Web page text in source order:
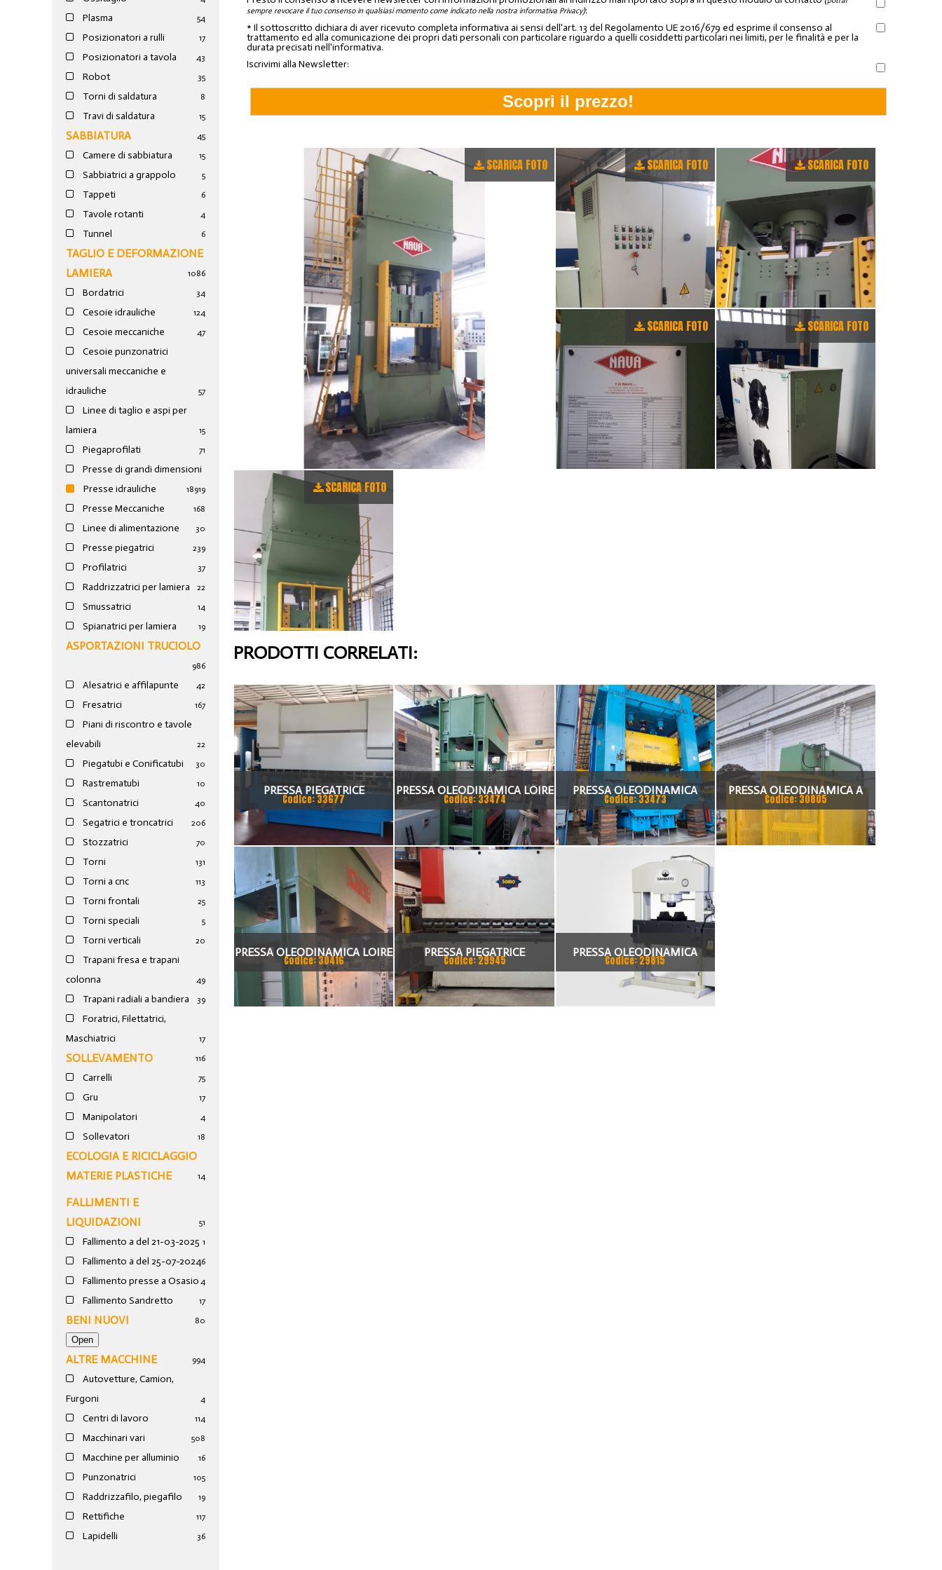
Plasma 54
Posizionatori a rulli 17
Posizionatori a tavola 43
Robot 35
Torni di saldatura 8
Travi di saldatura 15
SABBIATURA 45
Camere di sabbiatura 15
Sabbiatrici a grappolo 5
Tappeti 6
Tavole rotanti 4
Tunnel 6
TAGLIO E DEFORMAZIONE
LAMIERA
1086
Bordatrici 34
Cesoie idrauliche 124
Cesoie meccaniche 47
Cesoie punzonatrici
universali meccaniche e
idrauliche
57
Linee di taglio e aspi per
lamiera
15
Piegaprofilati 71
Presse di grandi dimensioni
19
Presse idrauliche 189
Presse Meccaniche 168
Linee di alimentazione 30
Presse piegatrici 239
Profilatrici 37
Raddrizzatrici per lamiera 22
Smussatrici 14
Spianatrici per lamiera 19
ASPORTAZIONI TRUCIOLO
986
Alesatrici e affilapunte 42
Fresatrici 167
Piani di riscontro e tavole
elevabili
22
Piegatubi e Conificatubi 30
Rastrematubi 10
Scantonatrici 40
Segatrici e troncatrici 206
Stozzatrici 70
Torni 131
Torni a cnc 113
Torni frontali 25
Torni speciali 5
Torni verticali 20
Trapani fresa e trapani
colonna
49
Trapani radiali a bandiera 39
Foratrici, Filettatrici,
Maschiatrici
17
SOLLEVAMENTO 116
Carrelli 75
Gru 17
Manipolatori 4
Sollevatori 18
ECOLOGIA E RICICLAGGIO
MATERIE PLASTICHE
14
FALLIMENTI E
LIQUIDAZIONI
51
Fallimento a del 21-03-2025 1
Fallimento a del 25-07-20246
Fallimento presse a Osasio 4
Fallimento Sandretto 17
BENI NUOVI 80
ALTRE MACCHINE 994
Autovetture, Camion,
Furgoni
4
Centri di lavoro 114
Macchinari vari 508
Macchine per alluminio 16
Punzonatrici 105
Raddrizzafilo, piegafilo 19
Rettifiche 117
Lapidelli 36
sempre revocare il tuo consenso in qualsiasi momento come indicato nella nostra informativa Privacy):
* Il sottoscritto dichiara di aver ricevuto completa informativa ai sensi dell'art. 13 del Regolamento UE 2016/679 ed esprime il consenso al
trattamento ed alla comunicazione dei propri dati personali con particolare riguardo a quelli cosiddetti particolari nei limiti, per le finalità e per la
durata precisati nell'informativa.
Iscrivimi alla Newsletter:
SCARICA FOTO SCARICA FOTO SCARICA FOTO
SCARICA FOTO SCARICA FOTO
SCARICA FOTO
PRODOTTI CORRELATI:
PRESSA PIEGATRICE
OLEODINAMICA GASPARINI
Codice: 33677
PRESSA OLEODINAMICA LOIRE
2000 TON
Codice: 33474
PRESSA OLEODINAMICA
LOIRESAFE 1000 TON
Codice: 33473
PRESSA OLEODINAMICA A
RADDRIZZARE BIGNOZZI 200
TON MACCHINA
Codice: 30805
PRESSA OLEODINAMICA LOIRE
2000T
Codice: 30416
PRESSA PIEGATRICE
OLEODINAMICA SOMO
Codice: 29945
PRESSA OLEODINAMICA
SAHAMATO DP.M
Codice: 29815